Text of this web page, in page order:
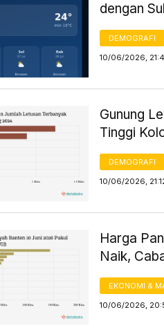
dengan
DEMOGRAFI
10/06/2026,
Gunung
Tinggi
DEMOGRAFI
10/06/2026,
Harga
Naik,
EKONOMI &
10/06/2026,